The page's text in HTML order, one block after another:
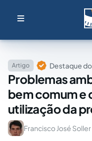
Artigo Destaque
Problemas
bem comum e
utilização da
Francisco José